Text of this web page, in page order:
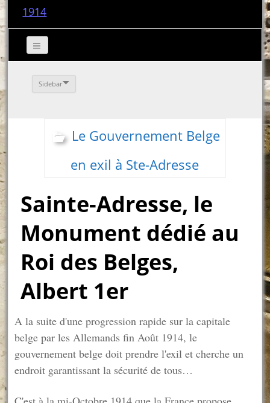
1914
Sidebar
Le Gouvernement Belge
en exil à Ste-Adresse
Sainte-Adresse, le
Monument dédié au
Roi des Belges,
Albert 1er
A la suite d'une progression rapide sur la capitale
belge par les Allemands fin Août 1914, le
gouvernement belge doit prendre l'exil et cherche un
endroit garantissant la sécurité de tous…